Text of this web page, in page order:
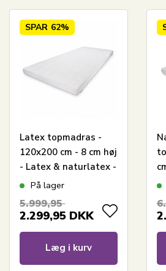
SPAR 62%
Latex topmadras -
120x200 cm - 8 cm høj
- Latex & naturlatex -
Zen sleep topmadras
På lager
5.999,95
2.299,95 DKK
Læg i kurv